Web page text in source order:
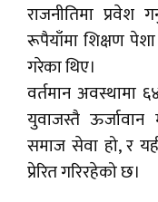
राजनीतिमा
रूपैयाँमा शिक्षण
गरेका थिए।
वर्तमान अवस्थामा
युवाजस्तै
समाज सेवा हो, र
प्रेरित गरिरहेको छ।